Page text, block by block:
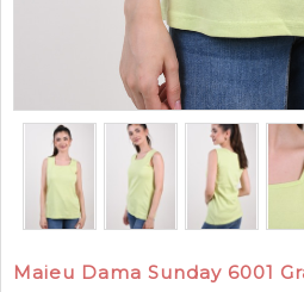
Maieu Dama Sunday 6001